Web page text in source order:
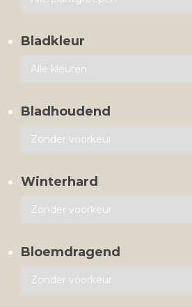
Bladkleur
Bladhoudend
Winterhard
Bloemdragend